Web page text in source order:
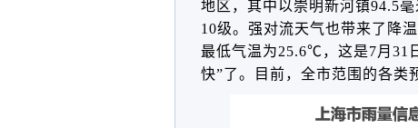
地区，其中以崇明新河镇94.5
10级。强对流天气也带来了降
最低气温为25.6℃，这是7月31
快”了。目前，全市范围的各类